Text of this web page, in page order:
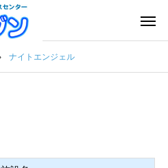
ナイトエンジェル